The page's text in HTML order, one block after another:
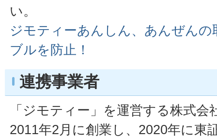
い。
ジモティーあんしん、あんぜん
ブルを防止！
連携事業者
「ジモティー」を運営する株式
2011年2月に創業し、2020年に東